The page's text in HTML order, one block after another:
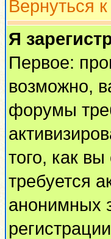
Вернуться
Я
Первое:
возможно,
форумы
того, как
требуется
анонимных